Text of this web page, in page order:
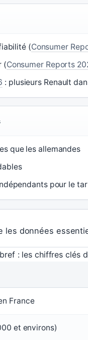
(Consumer
(Consumer Reports
: plusieurs Renault
que les allemandes
pour le
les données
: les chiffres clés
France
et environs)